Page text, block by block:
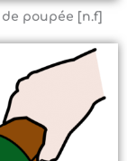
poupée [n.f]